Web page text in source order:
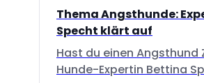
Thema Angsthunde:
Specht klärt auf
Hast du einen Angsthund
Hunde-Expertin Bettina